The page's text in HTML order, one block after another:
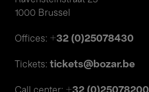
1000 Brussel
Offices: +32 (0)25078430
Tickets: tickets@bozar.be